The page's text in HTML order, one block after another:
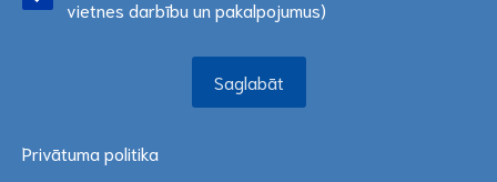
Saglabāt
vietnes darbību un pakalpojumus)
Saglabāt
Privātuma politika